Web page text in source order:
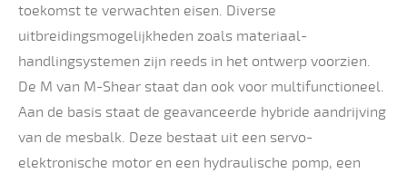
toekomst te verwachten eisen. Diverse
uitbreidingsmogelijkheden zoals materiaal-
handlingsystemen zijn reeds in het ontwerp voorzien.
De M van M-Shear staat dan ook voor multifunctioneel.
Aan de basis staat de geavanceerde hybride aandrijving
van de mesbalk. Deze bestaat uit een servo-
elektronische motor en een hydraulische pomp, een